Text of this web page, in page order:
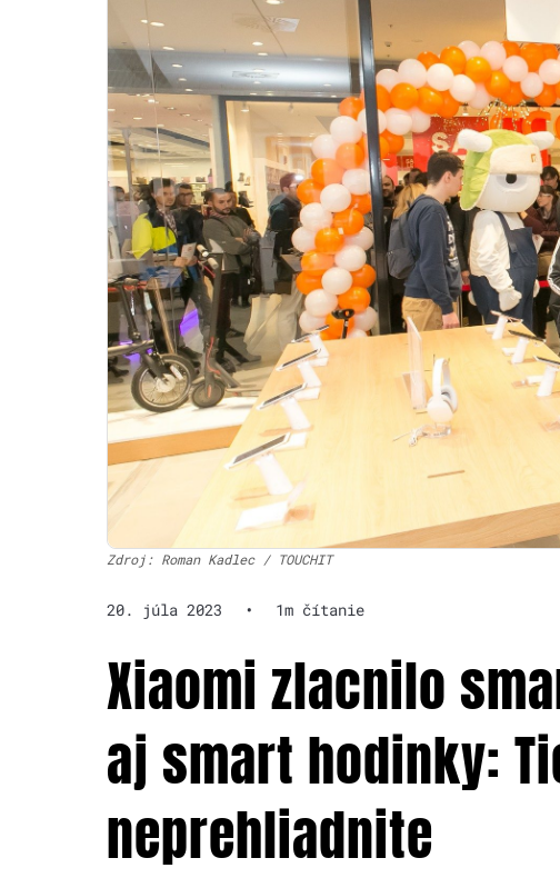
Zdroj: Roman Kadlec / TOUCHIT
20. júla 2023 • 1m čítanie
Xiaomi zlacnilo
aj smart hodinky:
neprehliadnite